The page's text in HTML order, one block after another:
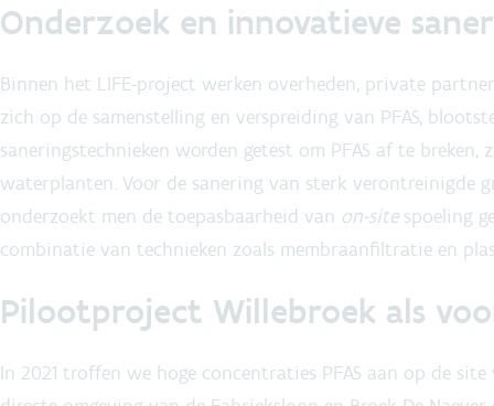
Onderzoek en innovatieve
Binnen het LIFE-project werken overheden, private
zich op de samenstelling en verspreiding van PFAS,
saneringstechnieken worden getest om PFAS af te
waterplanten. Voor de sanering van sterk verontreinigde
onderzoekt men de toepasbaarheid van on-sitespoeling
combinatie van technieken zoals membraanfiltratie en
Pilootproject Willebroek als
In 2021 troffen we hoge concentraties PFAS aan op de